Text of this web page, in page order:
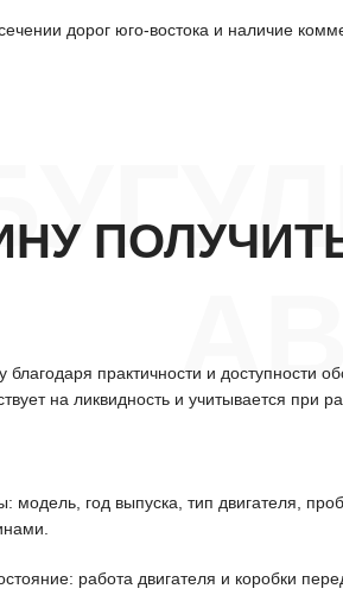
дорог юго-востока и наличие
практичности и
на ликвидность и учитывается при
модель, год выпуска, тип двигателя,
работа двигателя и коробки